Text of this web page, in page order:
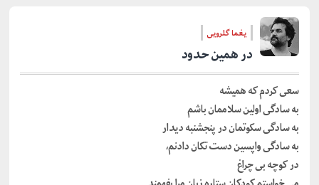
یغما گلرویی
در همین حدود
سعی کردم که همیشه
به سادگی اولین سلاممان باشم
به سادگی سکوتمان در پنجشنبه دیدار
به سادگی واپسین دست تکان دادنم،
در کوچه بی چراغ